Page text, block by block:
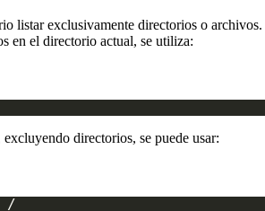
listar exclusivamente directorios o archivos.
en el directorio actual, se utiliza:
directorios, se puede usar: